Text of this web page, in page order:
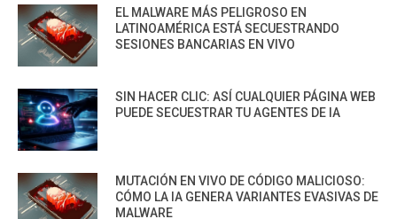
EL MALWARE MÁS PELIGROSO EN
LATINOAMÉRICA ESTÁ SECUESTRANDO
SESIONES BANCARIAS EN VIVO
SIN HACER CLIC: ASÍ CUALQUIER PÁGINA WEB
PUEDE SECUESTRAR TU AGENTES DE IA
MUTACIÓN EN VIVO DE CÓDIGO MALICIOSO:
CÓMO LA IA GENERA VARIANTES EVASIVAS DE
MALWARE